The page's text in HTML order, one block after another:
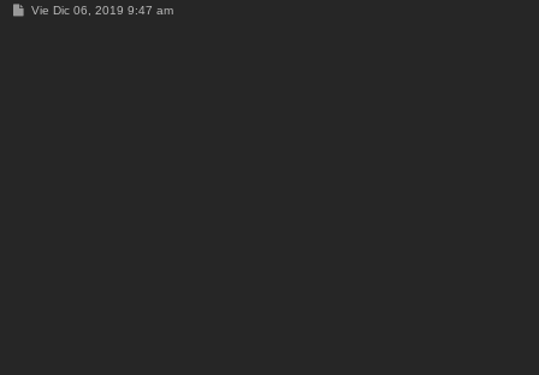
MVie Dic 06, 2019 9:47 am